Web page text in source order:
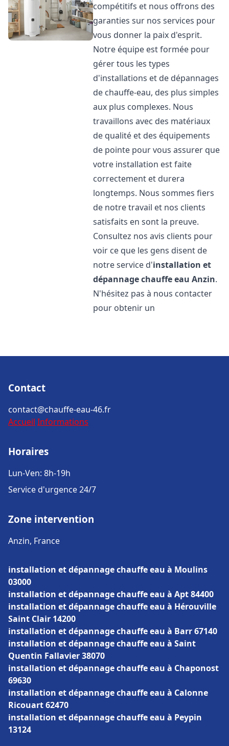
compétitifs et nous offrons des
garanties sur nos services pour
vous donner la paix d'esprit.
Notre équipe est formée pour
gérer tous les types
d'installations et de dépannages
de chauffe-eau, des plus simples
aux plus complexes. Nous
travaillons avec des matériaux
de qualité et des équipements
de pointe pour vous assurer que
votre installation est faite
correctement et durera
longtemps. Nous sommes fiers
de notre travail et nos clients
satisfaits en sont la preuve.
Consultez nos avis clients pour
voir ce que les gens disent de
notre service d'installation et
dépannage chauffe eau Anzin.
N'hésitez pas à nous contacter
pour obtenir un
Contact
contact@chauffe-eau-46.fr
Accueil Informations
Horaires
Lun-Ven: 8h-19h
Service d'urgence 24/7
Zone intervention
Anzin, France
installation et dépannage chauffe eau à Moulins
03000
installation et dépannage chauffe eau à Apt 84400
installation et dépannage chauffe eau à Hérouville
Saint Clair 14200
installation et dépannage chauffe eau à Barr 67140
installation et dépannage chauffe eau à Saint
Quentin Fallavier 38070
installation et dépannage chauffe eau à Chaponost
69630
installation et dépannage chauffe eau à Calonne
Ricouart 62470
installation et dépannage chauffe eau à Peypin
13124